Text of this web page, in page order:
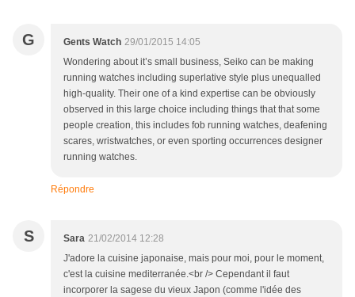
G Gents Watch 29/01/2015 14:05
Wondering about it’s small business, Seiko can be making
running watches including superlative style plus unequalled
high-quality. Their one of a kind expertise can be obviously
observed in this large choice including things that that some
people creation, this includes fob running watches, deafening
scares, wristwatches, or even sporting occurrences designer
running watches.
Répondre
S Sara 21/02/2014 12:28
J'adore la cuisine japonaise, mais pour moi, pour le moment,
c'est la cuisine mediterranée.<br /> Cependant il faut
incorporer la sagese du vieux Japon (comme l'idée des